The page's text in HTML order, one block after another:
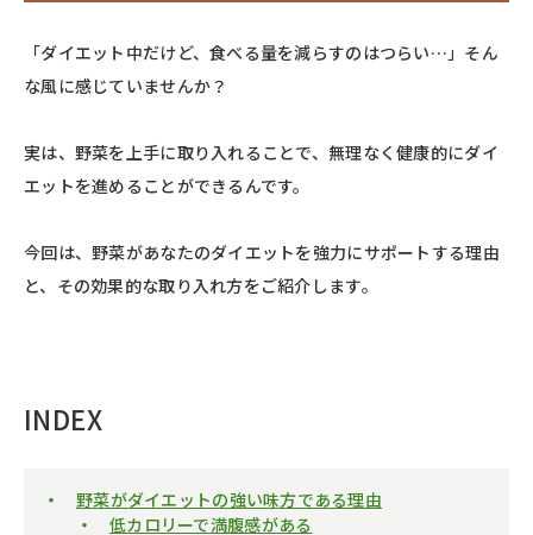
「ダイエット中だけど、食べる量を減らすのはつらい…」そん
な風に感じていませんか？
実は、野菜を上手に取り入れることで、無理なく健康的にダイ
エットを進めることができるんです。
今回は、野菜があなたのダイエットを強力にサポートする理由
と、その効果的な取り入れ方をご紹介します。
INDEX
野菜がダイエットの強い味方である理由
低カロリーで満腹感がある